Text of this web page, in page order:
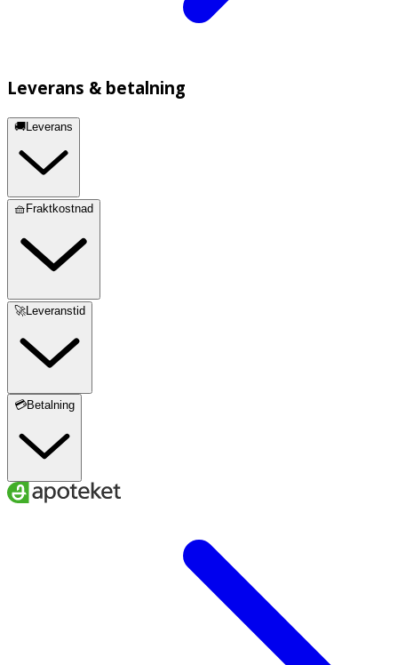
Leverans & betalning
🚚Leverans
🧺Fraktkostnad
🚀Leveranstid
💳Betalning